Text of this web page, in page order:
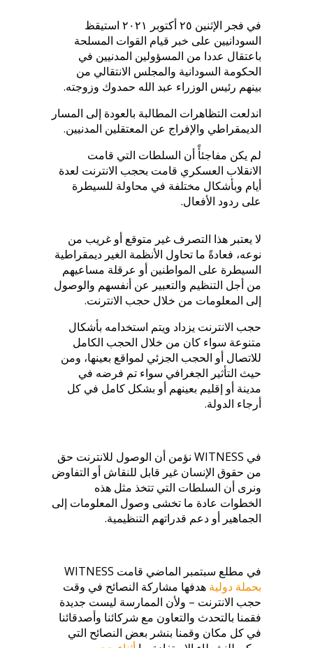
في فجر الإثنين ٢٥ أكتوبر ٢٠٢١ استيقظ
السودانيين على خبر قيام القوات المسلحة
باعتقال عددا من المسؤولين المدنيين في
الحكومة السودانية والمجلس الانتقالي من
بينهم رئيس الوزراء عبد الله حمدوك وزوجته.
اندلعت التظاهرات المطالبة بالعودة إلى المسار
الديمقراطي والإفراج عن المعتقلين المدنيين.
لم يكن مفاجئأً أن السلطات التي قامت
الانقلاب العسكري قامت بحجب الانترنت لعدة
أيام وبأشكال مختلفة في محاولة للسيطرة
على ردود الأفعال.
لا يعتبر هذا التصرف غير متوقع أو غريب من
نوعه، فعادةً ما تحاول الأنظمة الغير ديمقراطية
السيطرة على المواطنين أو عرقلة مساعيهم
من أجل التنظيم والتعبير عن أنفسهم والوصول
إلى المعلومات من خلال حجب الانترنت.
حجب الانترنت يزداد ويتم استخدامه بأشكال
متنوعة سواء كان من خلال الحجب الكامل
للاتصال أو الحجب الجزئي لمواقع بعينها، ومن
حيث التأثير الجغرافي سواء تم فرضه في
مدينة أو إقليم بعينهم أو بشكل كامل في كل
أرجاء الدولة.
في WITNESS نؤمن أن الوصول للانترنت حق
من حقوق الإنسان غير قابل للنقاش أو التفاوض
ونرى أن السلطات التي تتخذ مثل هذه
الخطوات عادة ما تخشى وصول المعلومات إلى
الجماهير أو دعم قدراتهم التنظيمية.
في مطلع سبتمبر الماضي قامت WITNESS
بحملة دولية هدفها مشاركة النصائح في وقت
حجب الانترنت – ولأن الممارسة ليست جديدة
فقمنا بالتحدث والتعاون مع شركائنا وأصدقائنا
في كل مكان وقمنا بنشر بعض النصائح التي